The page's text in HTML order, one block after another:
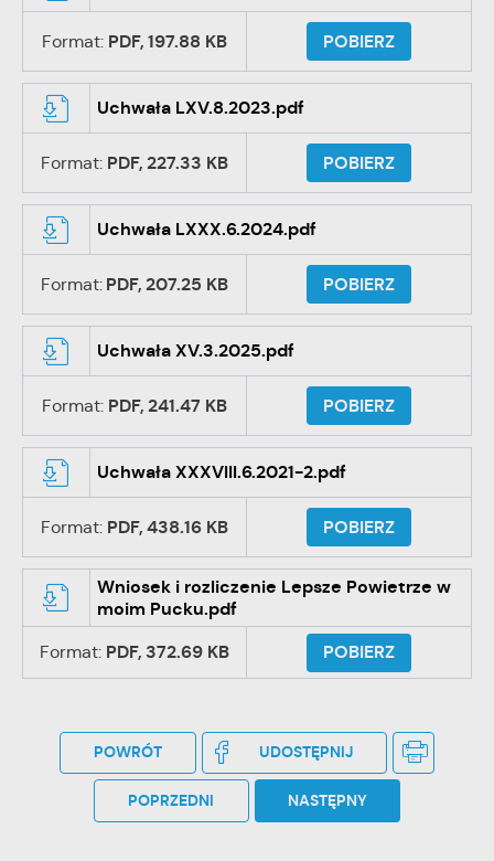
Format: PDF, 197.88 KB POBIERZ
Uchwała LXV.8.2023.pdf
Format: PDF, 227.33 KB POBIERZ
Uchwała LXXX.6.2024.pdf
Format: PDF, 207.25 KB POBIERZ
Uchwała XV.3.2025.pdf
Format: PDF, 241.47 KB POBIERZ
Uchwała XXXVIII.6.2021-2.pdf
Format: PDF, 438.16 KB POBIERZ
Wniosek i rozliczenie Lepsze Powietrze w
moim Pucku.pdf
Format: PDF, 372.69 KB POBIERZ
POWRÓT UDOSTĘPNIJ
POPRZEDNI NASTĘPNY